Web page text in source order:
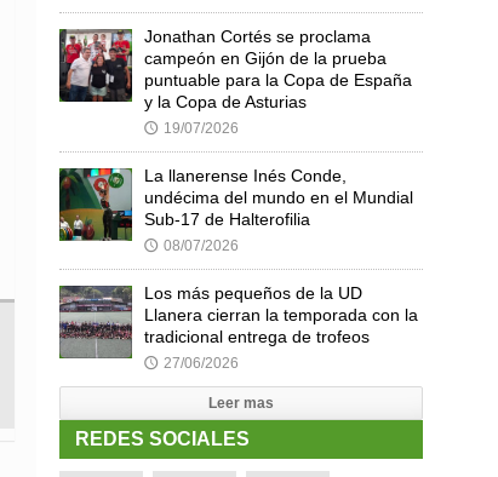
Jonathan Cortés se proclama
campeón en Gijón de la prueba
puntuable para la Copa de España
y la Copa de Asturias
🕔 19/07/2026
La llanerense Inés Conde,
undécima del mundo en el Mundial
Sub-17 de Halterofilia
🕔 08/07/2026
Los más pequeños de la UD
Llanera cierran la temporada con la
tradicional entrega de trofeos
🕔 27/06/2026
Leer mas
REDES SOCIALES